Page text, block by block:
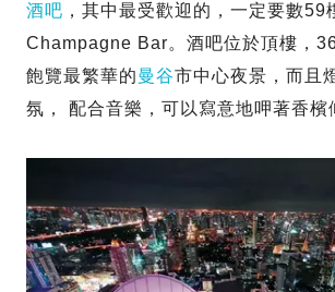
酒吧 ，其中最受歡迎的，一定要數59
Champagne Bar。酒吧位於頂樓，
飽覽最繁華的曼谷市中心夜景，而且
氛， 配合音樂，可以寫意地呷著香檳